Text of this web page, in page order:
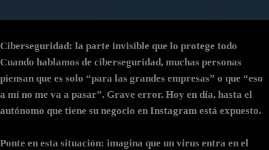
Ciberseguridad: la parte invisible que lo protege todo
Cuando hablamos de ciberseguridad, muchas personas
piensan que es solo “para las grandes empresas” o que “eso
a mí no me va a pasar”. Grave error. Hoy en día, hasta el
autónomo que tiene su negocio en Instagram está expuesto.
Ponte en esta situación: imagina que un virus entra en el